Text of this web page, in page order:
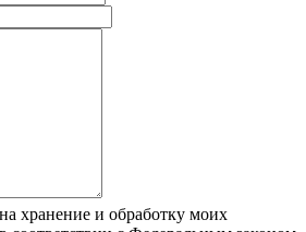
хранение и обработку моих